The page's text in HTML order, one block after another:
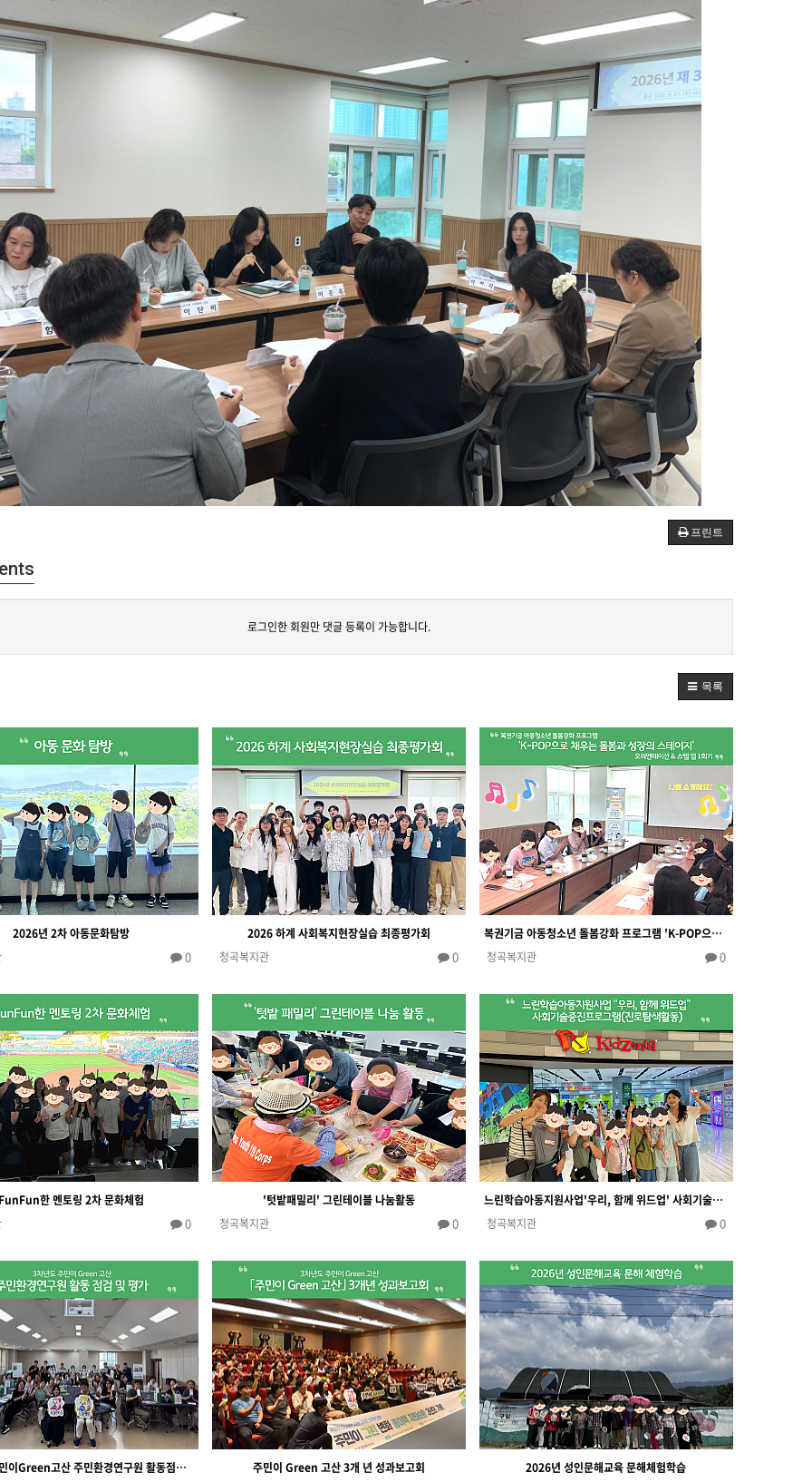
프린트
로그인한 회원만 댓글 등록이 가능합니다.
목록
2026년 2차 아동문화탐방
0
2026 하계 사회복지현장실습 최종평가회
청곡복지관
0
복권기금 아동청소년 돌봄강화 프로그램 'K-POP으로 채우는 돌봄과 성장의 스테이지' 오리엔테이션 & 스텝…
청곡복지관
0
한 멘토링 2차 문화체험
0
'텃밭패밀리' 그린테이블 나눔활동
청곡복지관
0
느린학습아동지원사업'우리, 함께 위드업' 사회기술증진프로그램(진로탐색활동)
청곡복지관
0
3차년도 주민이Green고산 주민환경연구원 활동점검 및 평가 주민이 Green 고산 3개 년 성과보고회 2026년 성인문해교육 문해체험학습